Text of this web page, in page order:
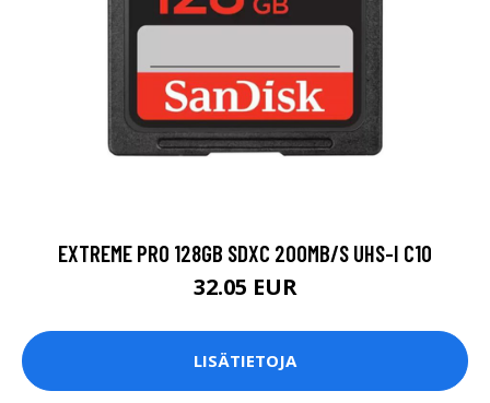
EXTREME PRO 128GB SDXC 200MB/S UHS-I C10
32.05 EUR
LISÄTIETOJA